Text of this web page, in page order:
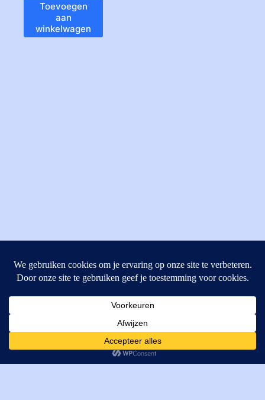
Toevoegen
aan
winkelwagen
4462GE, Goes
T: +31 (0) 111-484438
M:parts@mitechniek.nl
VAT: NL862802295B01
Cookies helpen ons bij het leveren van onze diensten. Door
gebruik te maken van onze diensten, gaat u akkoord met ons
gebruik van cookies.